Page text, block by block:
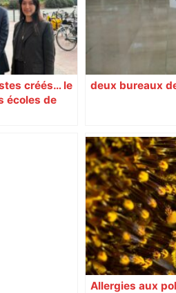
créés… le
écoles de
deux bureaux
Allergies aux